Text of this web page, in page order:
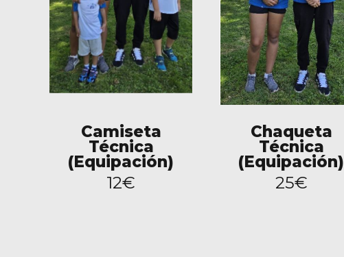
Camiseta
Técnica
(Equipación)
12€
Chaqueta
Técnica
(Equipación)
25€